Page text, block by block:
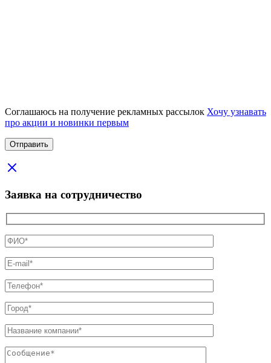
Соглашаюсь на получение рекламных рассылок Хочу узнавать
про акции и новинки первым
Заявка на сотрудничество